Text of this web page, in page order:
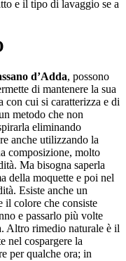
e il tipo di lavaggio se a
d’Adda, possono
di mantenere la sua
con cui si caratterizza e di
metodo che non
eliminando
anche utilizzando la
composizione, molto
Ma bisogna saperla
della moquette e poi nel
Esiste anche un
il colore che consiste
e passarlo più volte
Altro rimedio naturale è il
nel cospargere la
per qualche ora; in